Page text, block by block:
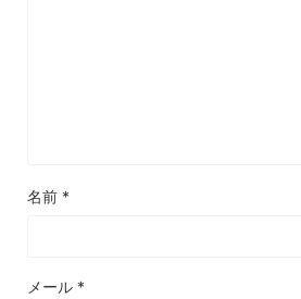
名前 *
メール *